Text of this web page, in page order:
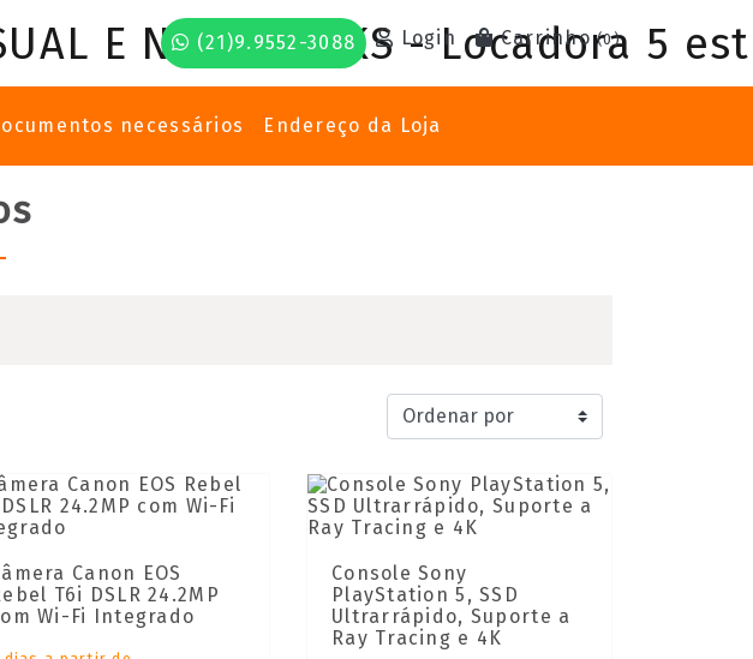
(21)9.9552-3088 Login Carrinho (0)
necessários Endereço da Loja
Canon EOS
T6i DSLR 24.2MP
Wi-Fi Integrado
Console Sony
PlayStation 5, SSD
Ultrarrápido, Suporte a
Ray Tracing e 4K